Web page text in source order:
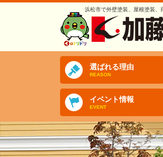
浜松市で外壁塗装、屋根塗装
選ばれる理由
REASON
イベント情報
EVENT